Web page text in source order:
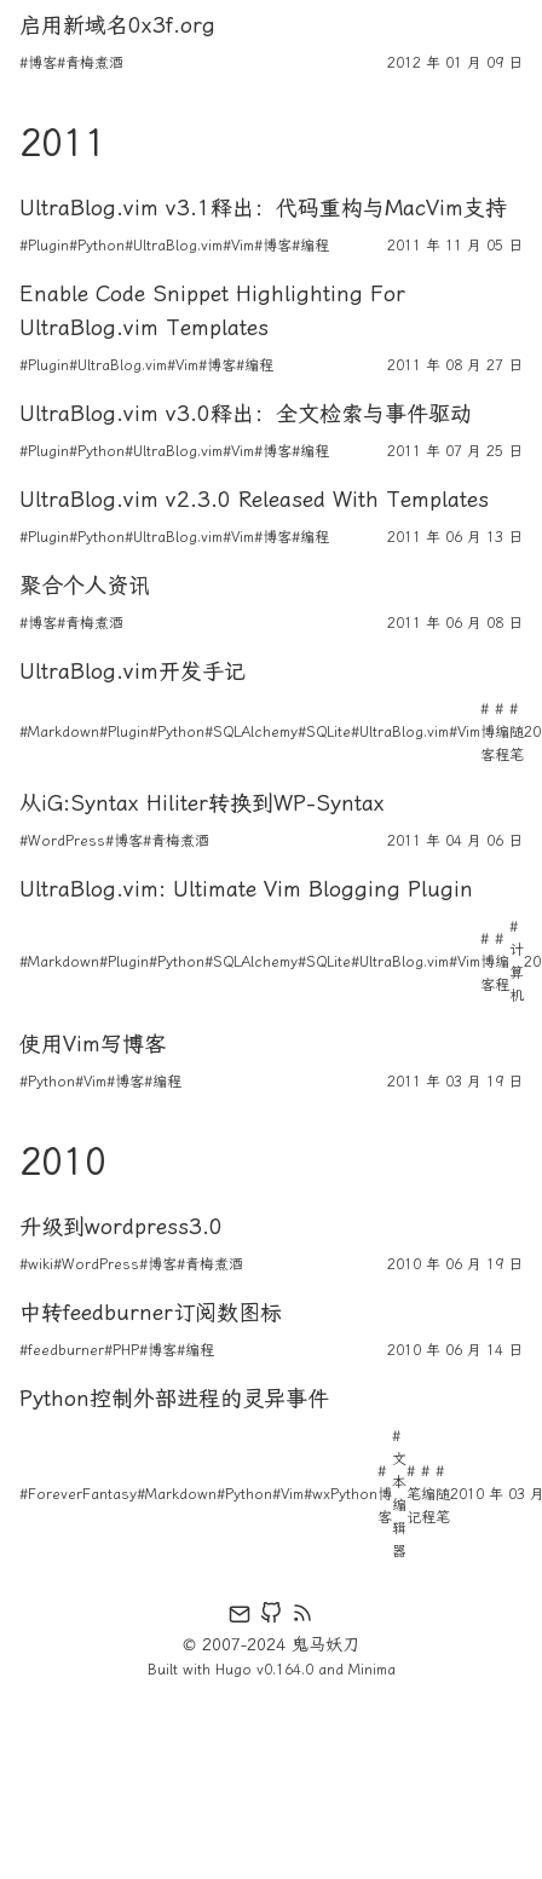
启用新域名0x3f.org
#博客#青梅煮酒 2012 年 01 月 09 日
2011
UltraBlog.vim v3.1释出：代码重构与MacVim支持
#Plugin#Python#UltraBlog.vim#Vim#博客#编程 2011 年 11 月 05 日
Enable Code Snippet Highlighting For
UltraBlog.vim Templates
#Plugin#UltraBlog.vim#Vim#博客#编程 2011 年 08 月 27 日
UltraBlog.vim v3.0释出：全文检索与事件驱动
#Plugin#Python#UltraBlog.vim#Vim#博客#编程 2011 年 07 月 25 日
UltraBlog.vim v2.3.0 Released With Templates
#Plugin#Python#UltraBlog.vim#Vim#博客#编程 2011 年 06 月 13 日
聚合个人资讯
#博客#青梅煮酒 2011 年 06 月 08 日
UltraBlog.vim开发手记
#Markdown#Plugin#Python#SQLAlchemy#SQLite#UltraBlog.vim#Vim
#
博
客
#
编
程
#
随
笔
从iG:Syntax Hiliter转换到WP-Syntax
#WordPress#博客#青梅煮酒 2011 年 04 月 06 日
UltraBlog.vim: Ultimate Vim Blogging Plugin
#Markdown#Plugin#Python#SQLAlchemy#SQLite#UltraBlog.vim#Vim
#
博
客
#
编
程
#
计
算
机
使用Vim写博客
#Python#Vim#博客#编程 2011 年 03 月 19 日
2010
升级到wordpress3.0
#wiki#WordPress#博客#青梅煮酒 2010 年 06 月 19 日
中转feedburner订阅数图标
#feedburner#PHP#博客#编程 2010 年 06 月 14 日
Python控制外部进程的灵异事件
#ForeverFantasy#Markdown#Python#Vim#wxPython
#
博
客
#
文
本
编
辑
器
#
笔
记
#
编
程
#
随
笔
2010 年 03
© 2007-2024 鬼马妖刀
Built with Hugo v0.164.0 and Minima